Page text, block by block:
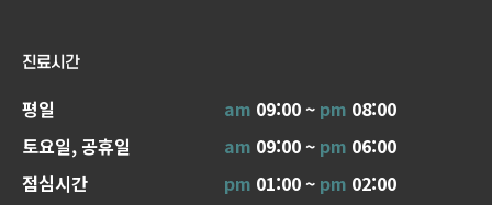
진료시간
평일 am 09:00 ~ pm 08:00
토요일, 공휴일
am 09:00 ~ pm 06:00
점심시간
pm 01:00 ~ pm 02:00